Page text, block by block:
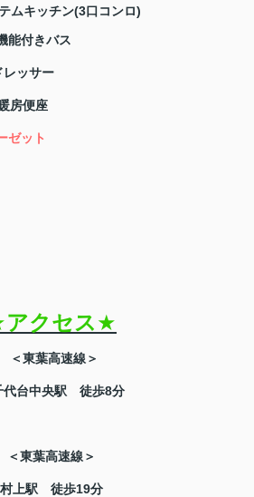
ムキッチン(3口コンロ)
能付きバス
レッサー
房便座
ゼット
アクセス★
＜東葉高速線＞
代台中央駅 徒歩8分
＜東葉高速線＞
村上駅 徒歩19分